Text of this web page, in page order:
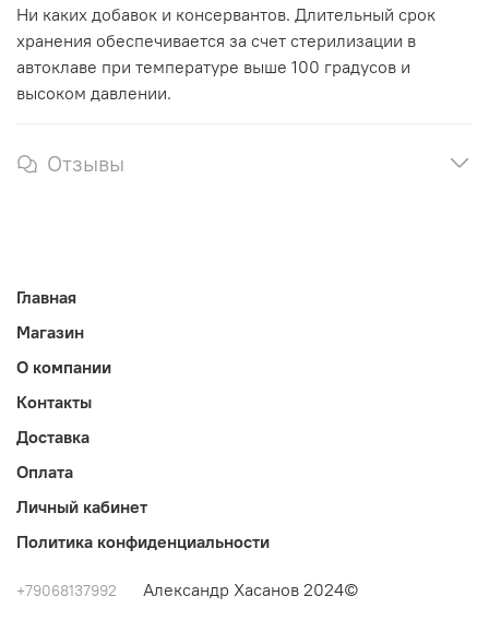
Ни каких добавок и консервантов. Длительный срок
хранения обеспечивается за счет стерилизации в
автоклаве при температуре выше 100 градусов и
высоком давлении.
Отзывы
Главная
Магазин
О компании
Контакты
Доставка
Оплата
Личный кабинет
Политика конфиденциальности
+79068137992 Александр Хасанов 2024©